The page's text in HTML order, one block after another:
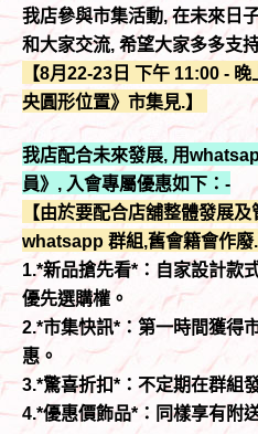
我店參與市集活動, 在未來日
和大家交流, 希望大家多多支
【8月22-23日 下午 11:00 -
央圓形位置》市集見.】
我店配合未來發展, 用
員》, 入會專屬優惠如下：-
【由於要配合店舖整體發展
whatsapp 群組,舊會籍會作廢.
1.*新品搶先看*：自家設計款
優先選購權。
2.*市集快訊*：第一時間獲得
惠。
3.*驚喜折扣*：不定期在群組
4.*優惠價飾品*：同樣享有附